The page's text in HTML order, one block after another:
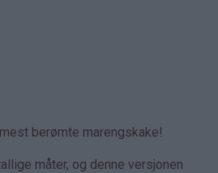
berømte marengskake!
måter, og denne versjonen